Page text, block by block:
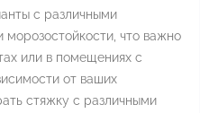
с различными
морозостойкости, что важно
или в помещениях с
от ваших
стяжку с различными